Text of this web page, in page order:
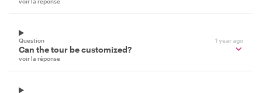
Question 1 year ago
Can the tour be customized?
voir la réponse